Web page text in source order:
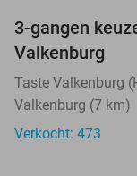
3-gangen
Valkenburg
Taste Valkenburg
Valkenburg (7 km)
Verkocht: 473